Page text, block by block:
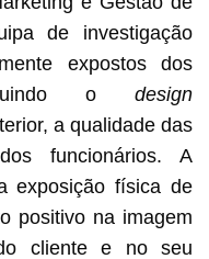
de investigação
expostos dos
odesign
a qualidade das
funcionários. A
exposição física de
positivo na imagem
cliente e no seu